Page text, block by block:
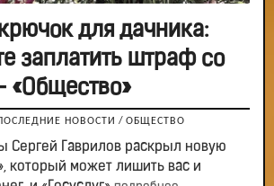
для дачника:
заплатить штраф со
«Общество»
НОВОСТИ / ОБЩЕСТВО
Сергей Гаврилов раскрыл новую
который может лишить вас и